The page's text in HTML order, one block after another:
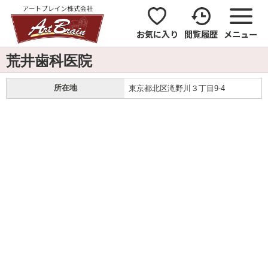
お気に入り 閲覧履歴 メニュー
荒井歯科医院
所在地 東京都北区滝野川３丁目9-4